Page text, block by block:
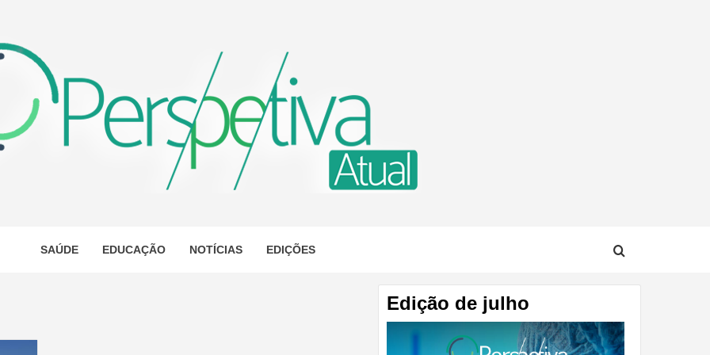
ATUAL
SAÚDE EDUCAÇÃO NOTÍCIAS EDIÇÕES
Edição de julho